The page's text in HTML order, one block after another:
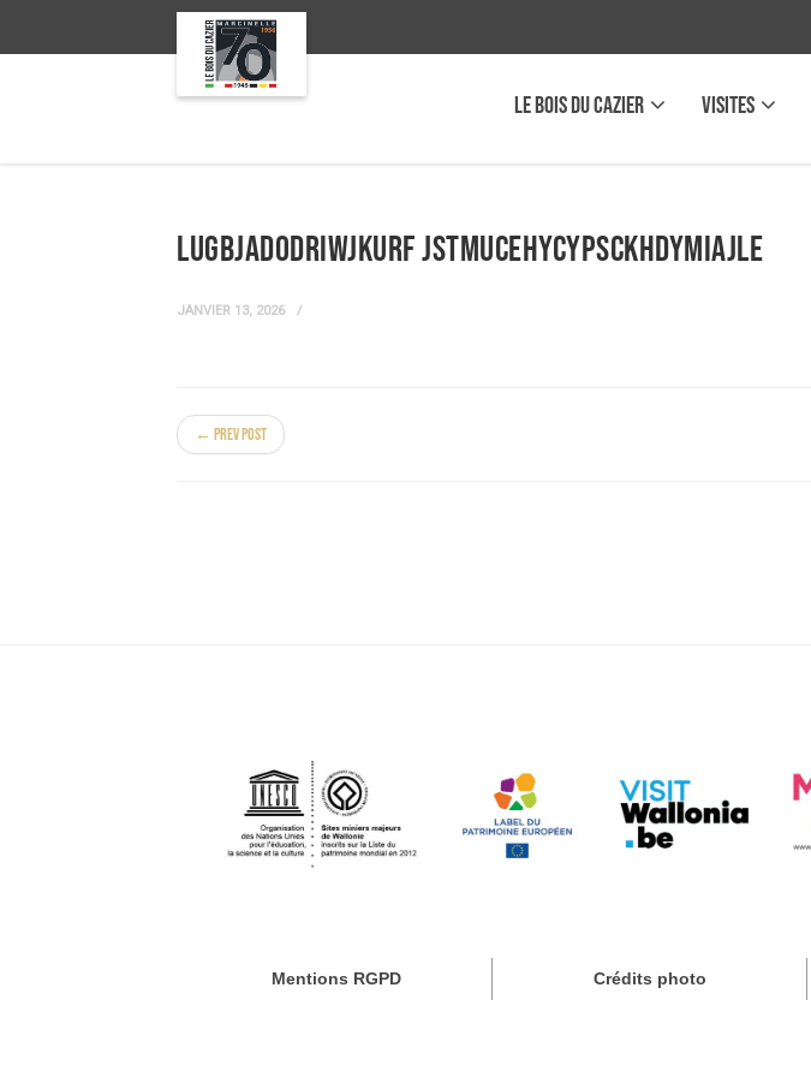
LE BOIS DU CAZIER VISITES
LuGBJADoDRIWJKurF JstmUceHYcypsCKHdYmIajlE
JANVIER 13, 2026
← Prev Post
Mentions RGPD Crédits photo